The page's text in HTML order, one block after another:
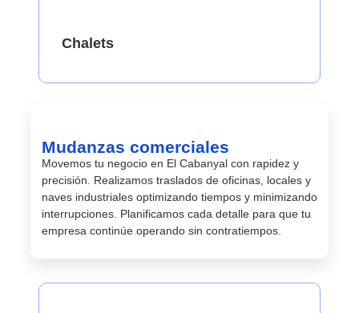
Chalets
Mudanzas comerciales
Movemos tu negocio en El Cabanyal con rapidez y
precisión. Realizamos traslados de oficinas, locales y
naves industriales optimizando tiempos y minimizando
interrupciones. Planificamos cada detalle para que tu
empresa continúe operando sin contratiempos.